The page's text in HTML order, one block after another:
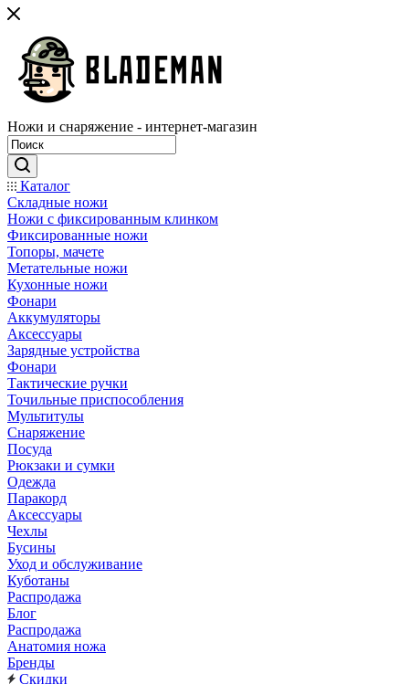
Ножи и снаряжение - интернет-магазин
Каталог
Складные ножи
Ножи с фиксированным клинком
Фиксированные ножи
Топоры, мачете
Метательные ножи
Кухонные ножи
Фонари
Аккумуляторы
Аксессуары
Зарядные устройства
Фонари
Тактические ручки
Точильные приспособления
Мультитулы
Снаряжение
Посуда
Рюкзаки и сумки
Одежда
Паракорд
Аксессуары
Чехлы
Бусины
Уход и обслуживание
Куботаны
Распродажа
Блог
Распродажа
Анатомия ножа
Бренды
Скидки